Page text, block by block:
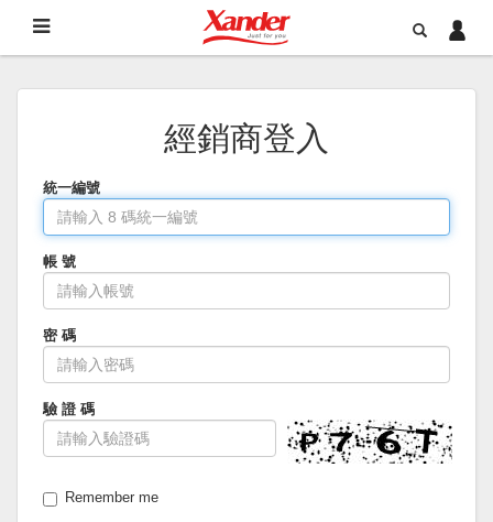
經銷商登入
統一編號
帳 號
密 碼
驗 證 碼
Remember me